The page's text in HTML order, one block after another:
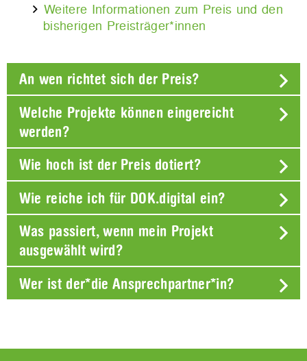
Weitere Informationen zum Preis und den
bisherigen Preisträger*innen
An wen richtet sich der Preis?
Welche Projekte können eingereicht
werden?
Wie hoch ist der Preis dotiert?
Wie reiche ich für DOK.digital ein?
Was passiert, wenn mein Projekt
ausgewählt wird?
Wer ist der*die Ansprechpartner*in?